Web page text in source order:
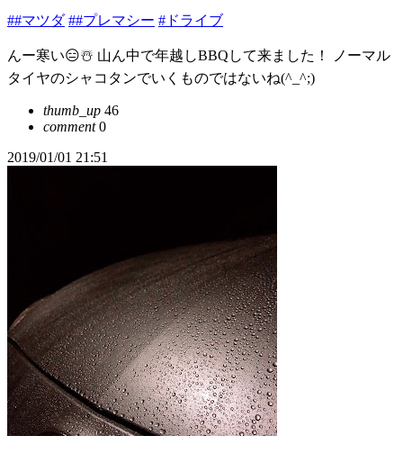
##マツダ ##プレマシー #ドライブ
んー寒い😑☃️ 山ん中で年越しBBQして来ました！ ノーマル
タイヤのシャコタンでいくものではないね(^_^;)
thumb_up 46
comment0
2019/01/01 21:51